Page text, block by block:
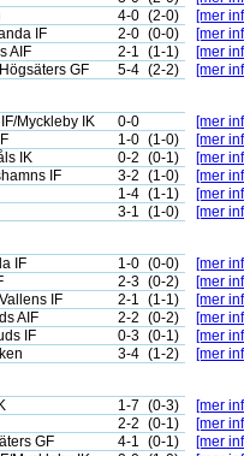
4-0 (2-0)
[mer
IF 2-0 (0-0)
[mer
AIF 2-1 (1-1)
[mer
GF 5-4 (2-2) [mer
Myckleby IK 0-0
[mer
1-0 (1-0)
[mer
IK 0-2 (0-1)
[mer
IF 3-2 (1-0)
[mer
1-4 (1-1)
[mer
3-1 (1-0) [mer
IF 1-0 (0-0)
[mer
2-3 (0-2)
[mer
IF 2-1 (1-1)
[mer
AIF 2-2 (0-2)
[mer
IF 0-3 (0-1)
[mer
3-4 (1-2) [mer
1-7 (0-3)
[mer
2-2 (0-1)
[mer
GF 4-1 (0-1)
[mer